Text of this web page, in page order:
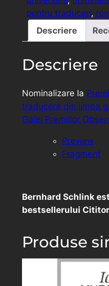
pentru traduceri,
Descriere
Descriere
Nominalizare la
traducere din limba
Galei Premiilor
Preview
Fragment
Bernhard Schlink
bestsellerului
Produse